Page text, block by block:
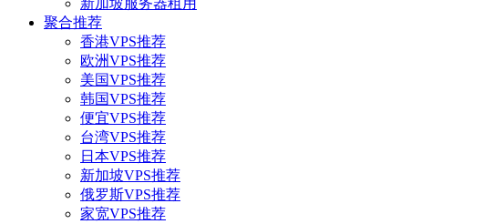
新加坡服务器租用
聚合推荐
香港VPS推荐
欧洲VPS推荐
美国VPS推荐
韩国VPS推荐
便宜VPS推荐
台湾VPS推荐
日本VPS推荐
新加坡VPS推荐
俄罗斯VPS推荐
家宽VPS推荐